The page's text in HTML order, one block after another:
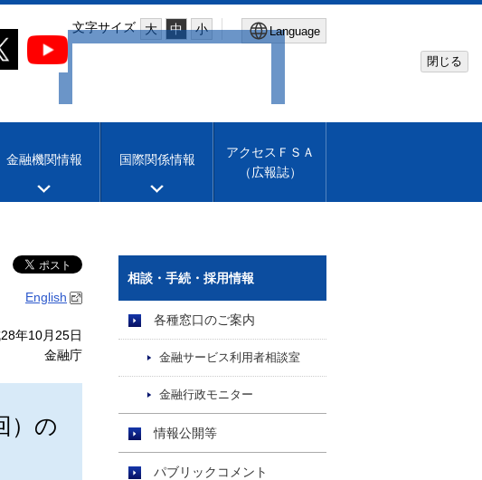
文字サイズ 大 中 小 Language
Machine translation
閉じる
金融機関情報 国際関係情報
アクセスＦＳＡ
（広報誌）
English
年10月25日
金融庁
）の
相談・手続・採用情報
各種窓口のご案内
金融サービス利用者相談室
金融行政モニター
情報公開等
パブリックコメント